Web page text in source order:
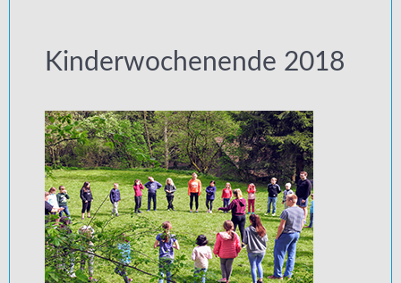
Kinderwochenende 2018